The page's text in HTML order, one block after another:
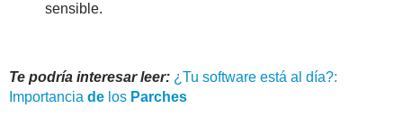
sensible.
Te podría interesar leer: ¿Tu software está al día?:
Importancia de los Parches